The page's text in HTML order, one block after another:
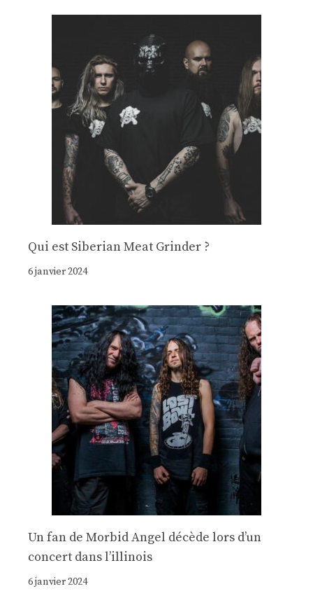
Qui est Siberian Meat Grinder ?
6 janvier 2024
Un fan de Morbid Angel décède lors d’un
concert dans l’illinois
6 janvier 2024